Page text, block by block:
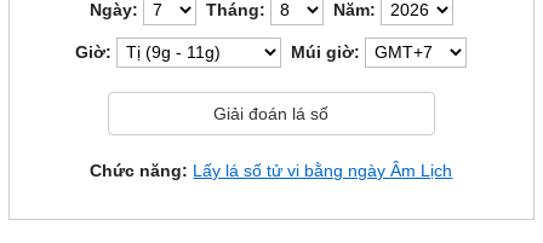
Ngày: Tháng: Năm:
Giờ: Múi giờ:
Chức năng: Lấy lá số tử vi bằng ngày Âm Lịch